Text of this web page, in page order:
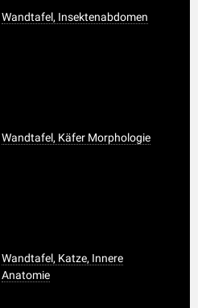
Wandtafel, Insektenabdomen
Wandtafel, Käfer Morphologie
Wandtafel, Katze, Innere
Anatomie